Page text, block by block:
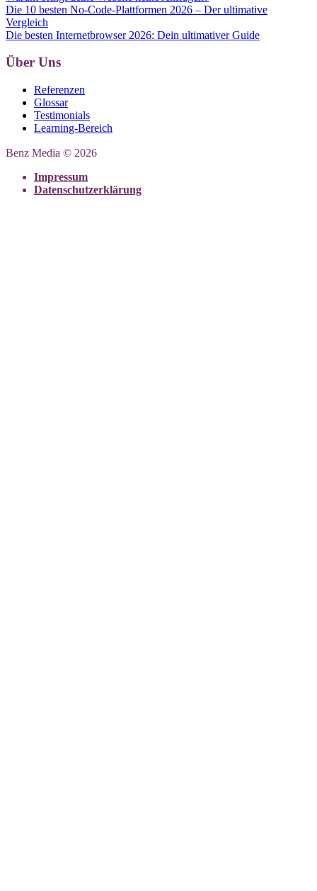
Die 10 besten No-Code-Plattformen 2026 – Der ultimative
Vergleich
Die besten Internetbrowser 2026: Dein ultimativer Guide
Über Uns
Referenzen
Glossar
Testimonials
Learning-Bereich
Benz Media © 2026
Impressum
Datenschutzerklärung